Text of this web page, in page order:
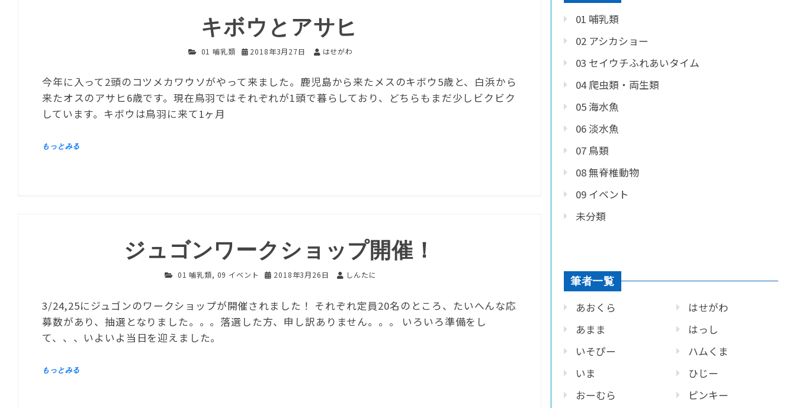
キボウとアサヒ
01 哺乳類 2018年3月27日 はせがわ
今年に入って2頭のコツメカワウソがやって来ました。鹿児島から来たメスのキボウ5歳と、白浜から
来たオスのアサヒ6歳です。現在鳥羽ではそれぞれが1頭で暮らしており、どちらもまだ少しビクビク
しています。キボウは鳥羽に来て1ヶ月
ジュゴンワークショップ開催！
01 哺乳類, 09 イベント 2018年3月26日 しんたに
3/24,25にジュゴンのワークショップが開催されました！ それぞれ定員20名のところ、たいへんな応
募数があり、抽選となりました。。。落選した方、申し訳ありません。。。 いろいろ準備をし
て、、、いよいよ当日を迎えました。
01 哺乳類
02 アシカショー
03 セイウチふれあいタイム
04 爬虫類・両生類
05 海水魚
06 淡水魚
07 鳥類
08 無脊椎動物
09 イベント
未分類
筆者一覧
あおくら
あまま
いそぴー
いま
おーむら
はせがわ
はっし
ハムくま
ひじー
ピンキー